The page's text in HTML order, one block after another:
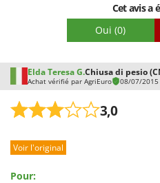
Cet avis a
Oui (0)
Elda Teresa G.Chiusa di pesio
Achat vérifié par AgriEuro 08/07/2015
3,0
Voir l'original
Pour: